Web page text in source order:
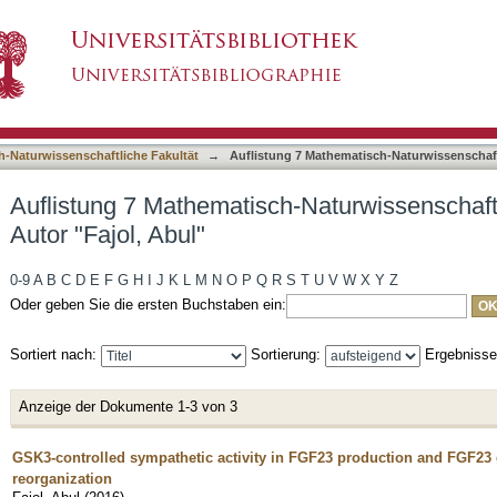
Naturwissenschaftliche Fakultät → Auflistung 7 Mathematisch-
Auflistung 7 Mathematisch-
Autor "Fajol, Abul"
0-9 A B C D E F G H J K L M N O P Q R S T U V W X Y Z
Oder geben Sie die ersten Buchstaben ein:
Sortiert nach: Sortierung:
Anzeige der Dokumente 1-3 von 3
GSK3-controlled sympathetic activity in FGF23 production and
reorganization